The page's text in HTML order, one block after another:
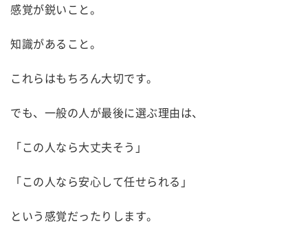
感覚が鋭いこと。
知識があること。
これらはもちろん大切です。
でも、一般の人が最後に選ぶ理由は、
「この人なら大丈夫そう」
「この人なら安心して任せられる」
という感覚だったりします。